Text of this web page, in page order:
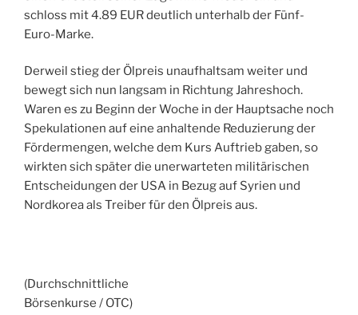
schloss mit 4.89 EUR deutlich unterhalb der Fünf-
Euro-Marke.
Derweil stieg der Ölpreis unaufhaltsam weiter und
bewegt sich nun langsam in Richtung Jahreshoch.
Waren es zu Beginn der Woche in der Hauptsache noch
Spekulationen auf eine anhaltende Reduzierung der
Fördermengen, welche dem Kurs Auftrieb gaben, so
wirkten sich später die unerwarteten militärischen
Entscheidungen der USA in Bezug auf Syrien und
Nordkorea als Treiber für den Ölpreis aus.
(Durchschnittliche
Börsenkurse / OTC)